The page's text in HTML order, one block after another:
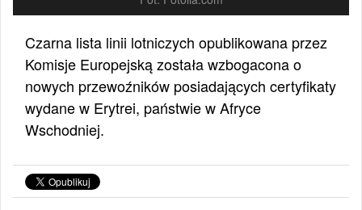
Czarna lista linii lotniczych opublikowana przez
Komisje Europejską została wzbogacona o
nowych przewoźników posiadających certyfikaty
wydane w Erytrei, państwie w Afryce
Wschodniej.